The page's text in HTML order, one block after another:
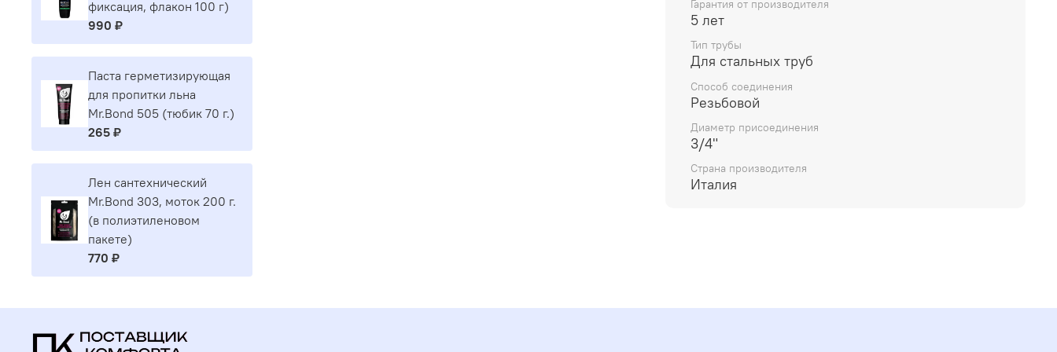
Гарантия от производителя
5 лет
Тип трубы
Для стальных труб
Способ соединения
Резьбовой
Диаметр присоединения
3/4"
Страна производителя
Италия
фиксация, флакон 100 г)
990 ₽
Паста герметизирующая
для пропитки льна
Mr.Bond 505 (тюбик 70 г.)
265 ₽
Лен сантехнический
Mr.Bond 303, моток 200 г.
(в полиэтиленовом
пакете)
770 ₽